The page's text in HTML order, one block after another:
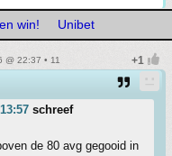
win! Unibet
@ 22:37 • 11
schreef
de 80 avg gegooid in